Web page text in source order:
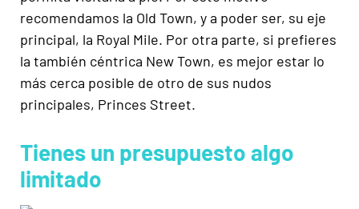
recomendamos la Old Town, y a poder ser, su eje
principal, la Royal Mile. Por otra parte, si prefieres
la también céntrica New Town, es mejor estar lo
más cerca posible de otro de sus nudos
principales, Princes Street.
Tienes un presupuesto algo
limitado